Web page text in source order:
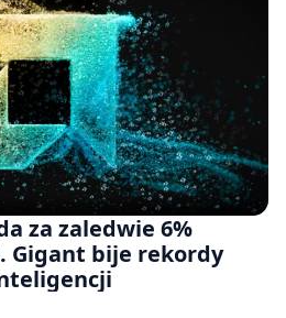
za zaledwie 6%
Gigant bije rekordy